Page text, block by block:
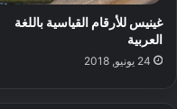
غينيس للأرقام القياسية باللغة
العربية
24 يونيو, 2018